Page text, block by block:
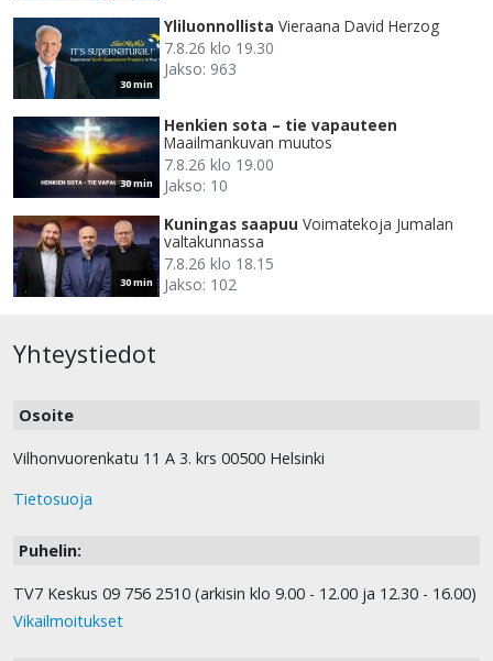
30 min
Yliluonnollista Vieraana David Herzog
7.8.26 klo 19.30
Jakso: 963
30 min
Henkien sota – tie vapauteen
Maailmankuvan muutos
7.8.26 klo 19.00
Jakso: 10
30 min
Kuningas saapuu Voimatekoja Jumalan
valtakunnassa
7.8.26 klo 18.15
Jakso: 102
Yhteystiedot
Osoite
Vilhonvuorenkatu 11 A 3. krs 00500 Helsinki
Tietosuoja
Puhelin:
TV7 Keskus 09 756 2510 (arkisin klo 9.00 - 12.00 ja 12.30 - 16.00)
Vikailmoitukset